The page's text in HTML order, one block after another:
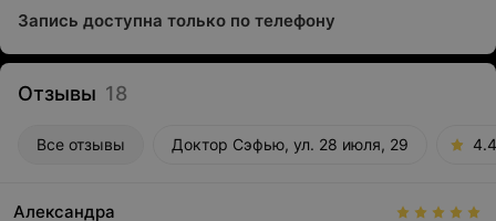
Запись доступна только по телефону
Отзывы 18
Все отзывы Доктор Сэфью, ул. 28 июля, 29 4.4
Александра